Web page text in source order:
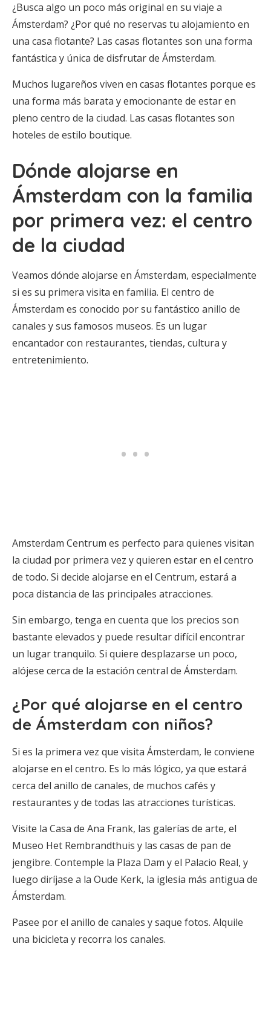
¿Busca algo un poco más original en su viaje a
Ámsterdam? ¿Por qué no reservas tu alojamiento en
una casa flotante? Las casas flotantes son una forma
fantástica y única de disfrutar de Ámsterdam.
Muchos lugareños viven en casas flotantes porque es
una forma más barata y emocionante de estar en
pleno centro de la ciudad. Las casas flotantes son
hoteles de estilo boutique.
Dónde alojarse en
Ámsterdam con la familia
por primera vez: el centro
de la ciudad
Veamos dónde alojarse en Ámsterdam, especialmente
si es su primera visita en familia. El centro de
Ámsterdam es conocido por su fantástico anillo de
canales y sus famosos museos. Es un lugar
encantador con restaurantes, tiendas, cultura y
entretenimiento.
Amsterdam Centrum es perfecto para quienes visitan
la ciudad por primera vez y quieren estar en el centro
de todo. Si decide alojarse en el Centrum, estará a
poca distancia de las principales atracciones.
Sin embargo, tenga en cuenta que los precios son
bastante elevados y puede resultar difícil encontrar
un lugar tranquilo. Si quiere desplazarse un poco,
alójese cerca de la estación central de Ámsterdam.
¿Por qué alojarse en el centro
de Ámsterdam con niños?
Si es la primera vez que visita Ámsterdam, le conviene
alojarse en el centro. Es lo más lógico, ya que estará
cerca del anillo de canales, de muchos cafés y
restaurantes y de todas las atracciones turísticas.
Visite la Casa de Ana Frank, las galerías de arte, el
Museo Het Rembrandthuis y las casas de pan de
jengibre. Contemple la Plaza Dam y el Palacio Real, y
luego diríjase a la Oude Kerk, la iglesia más antigua de
Ámsterdam.
Pasee por el anillo de canales y saque fotos. Alquile
una bicicleta y recorra los canales.